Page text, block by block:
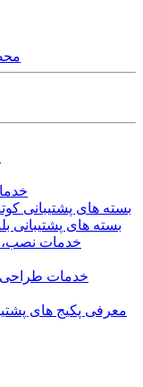
بسته های پشتیبانی
بسته های پشتیبانی
خدمات نصب،
خدمات
معرفی پکیج های